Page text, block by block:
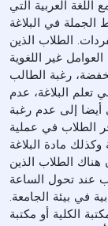
اللغة العربية التي
الجملة في البلاغة
الطلاب الذين
غير اللغوية
رغبة الطالب
تعلم البلاغة، عدم
أيضا إلى عدم رغبة
الطلاب في عملية
مادة البلاغة
الطلاب الذين
عند تحول الساعة
في بيئة الجامعة.
الكلية أو مكتبة